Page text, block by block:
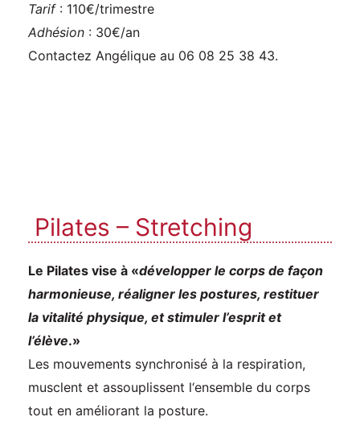
Tarif: 110€/trimestre
Adhésion : 30€/an
Contactez Angélique au 06 08 25 38 43.
Pilates – Stretching
Le Pilates vise à «développer le corps de façon
harmonieuse, réaligner les postures, restituer
la vitalité physique, et stimuler l’esprit et
l’élève.»
Les mouvements synchronisé à la respiration,
musclent et assouplissent l‘ensemble du corps
tout en améliorant la posture.